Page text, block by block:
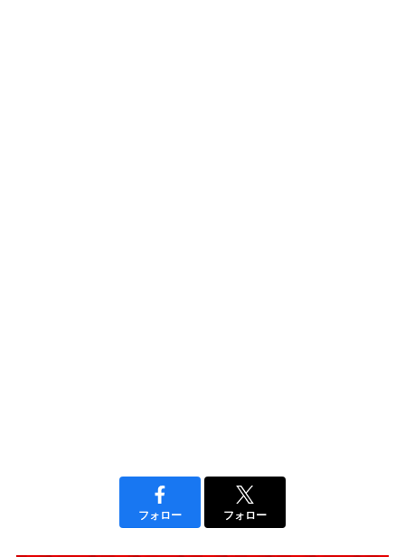
フォロー フォロー